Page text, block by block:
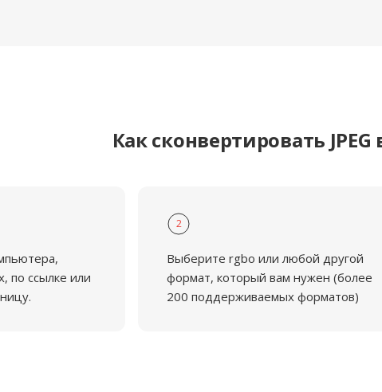
Как сконвертировать JPEG
по ссылке или
2
Выберите rgbo или любой другой
формат, который вам нужен (более
200 поддерживаемых форматов)